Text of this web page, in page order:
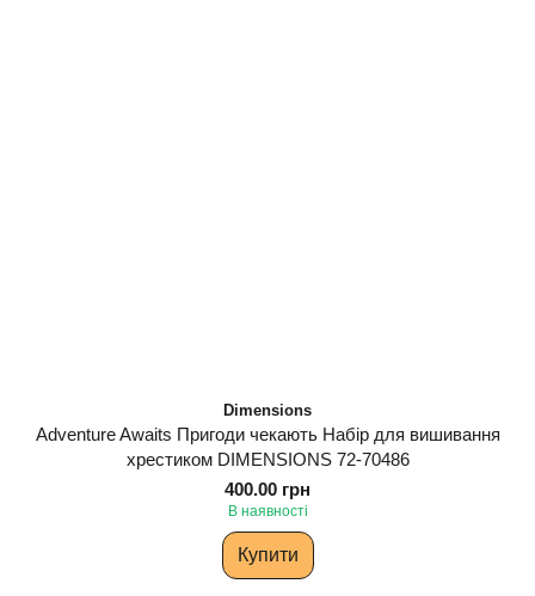
Dimensions
Adventure Awaits Пригоди чекають Набір для вишивання
хрестиком DIMENSIONS 72-70486
400.00 грн
В наявності
Купити